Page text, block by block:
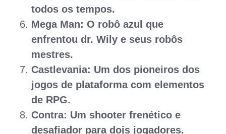
todos os tempos.
Mega Man: O robô azul que
enfrentou dr. Wily e seus robôs
mestres.
Castlevania: Um dos pioneiros dos
jogos de plataforma com elementos
de RPG.
Contra: Um shooter frenético e
desafiador para dois jogadores.